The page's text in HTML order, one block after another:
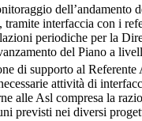
dell’andamento
tramite interfaccia con i
periodiche per la
del Piano a
di supporto al Referente
attività di
alle Asl compresa la
previsti nei diversi